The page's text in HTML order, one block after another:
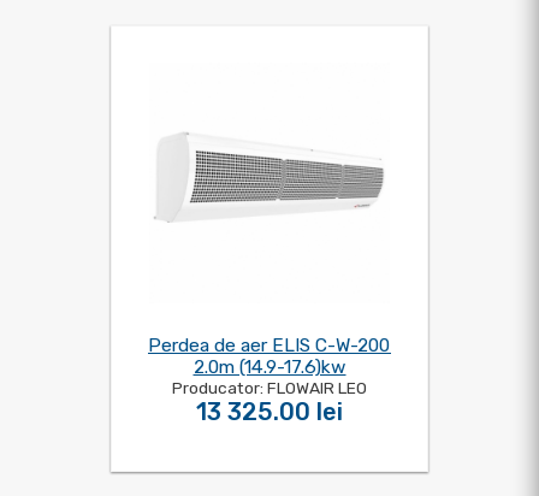
Perdea de aer ELIS C-W-200
2.0m (14.9-17.6)kw
Producator: FLOWAIR LEO
13 325.00 lei